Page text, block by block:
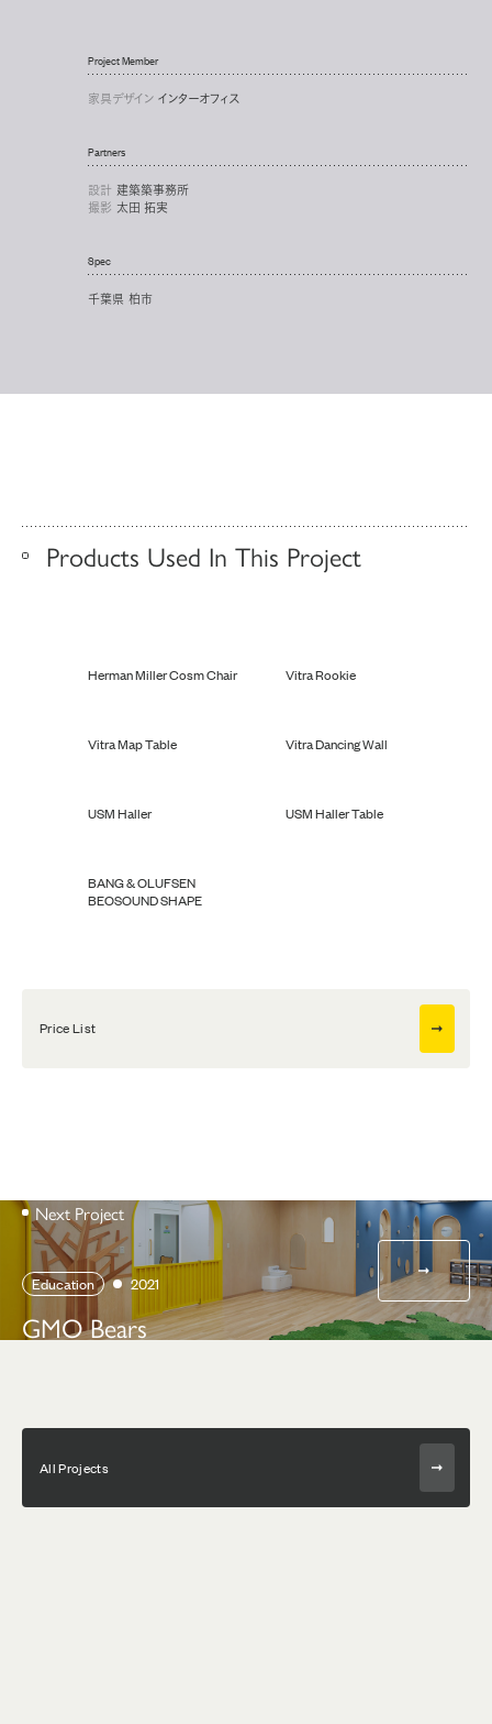
Project Member
家具デザイン インターオフィス
Partners
設計 建築築事務所
撮影 太田 拓実
Spec
千葉県 柏市
Products Used In This Project
Herman Miller Cosm Chair Vitra Rookie
Vitra Map Table Vitra Dancing Wall
USM Haller USM Haller Table
BANG & OLUFSEN
BEOSOUND SHAPE
Price List
Next Project
Education 2021
GMO Bears
All Projects